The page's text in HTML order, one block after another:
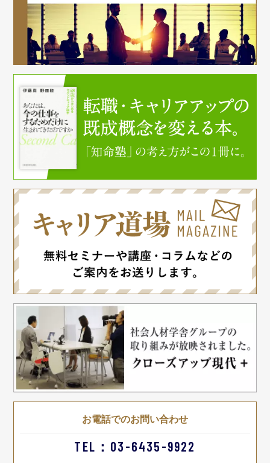
お電話でのお問い合わせ
TEL：03-6435-9922